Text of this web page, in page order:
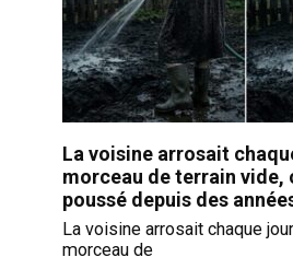
La voisine arrosait
morceau de terrain vide,
poussé depuis des
La voisine arrosait chaque
morceau de